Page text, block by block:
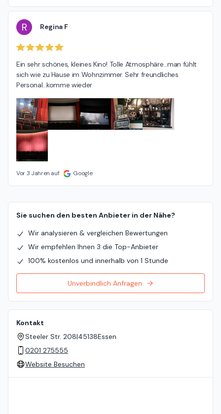
R Regina F
Ein sehr schönes, kleines Kino! Tolle Atmosphäre...man fühlt
sich wie zu Hause im Wohnzimmer. Sehr freundliches
Personal...komme wieder
Vor 3 Jahren auf Google
Sie suchen den besten Anbieter in der Nähe?
Wir analysieren & vergleichen Bewertungen
Wir empfehlen Ihnen 3 die Top-Anbieter
100% kostenlos und innerhalb von 1 Stunde
Unverbindlich Anfragen
Kontakt
Steeler Str. 208|45138Essen
0201 275555
Website Besuchen